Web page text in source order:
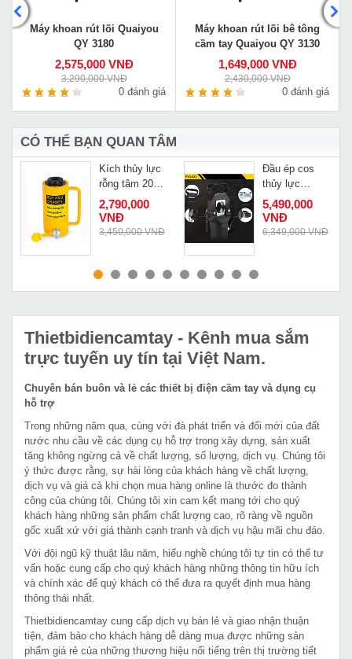
Máy khoan rút lõi Quaiyou
QY 3180
2,575,000 VNĐ
3,290,000 VNĐ
0 đánh giá
Máy khoan rút lõi bê tông
cầm tay Quaiyou QY 3130
1,649,000 VNĐ
2,430,000 VNĐ
0 đánh giá
CÓ THỂ BẠN QUAN TÂM
MUA NGAY
Kích thủy lực
rỗng tâm 20T
Changyou
RCH-2050
2,790,000
VNĐ
3,450,000 VNĐ
MUA NGAY
Đầu ép cos
thủy lực
Changyou
FYQ-630
5,490,000
VNĐ
6,349,000 VNĐ
Thietbidiencamtay - Kênh mua sắm
trực tuyến uy tín tại Việt Nam.
Chuyên bán buôn và lẻ các thiết bị điện cầm tay và dụng cụ
hỗ trợ
Trong những năm qua, cùng với đà phát triển và đổi mới của đất
nước nhu cầu về các dụng cụ hỗ trợ trong xây dựng, sản xuất
tăng không ngừng cả về chất lượng, số lượng, dịch vụ. Chúng tôi
ý thức được rằng, sự hài lòng của khách hàng về chất lượng,
dịch vụ và giá cả khi chọn mua hàng online là thước đo thành
công của chúng tôi. Chúng tôi xin cam kết mang tới cho quý
khách hàng những sản phẩm chất lượng cao, rõ ràng về nguồn
gốc xuất xứ với giá thành cạnh tranh và dịch vụ hậu mãi chu đáo.
Với đội ngũ kỹ thuật lâu năm, hiểu nghề chúng tôi tự tin có thể tư
vấn hoặc cung cấp cho quý khách hàng những thông tin hữu ích
và chính xác để quý khách có thể đưa ra quyết định mua hàng
thông thái nhất.
Thietbidiencamtay cung cấp dịch vụ bán lẻ và giao nhận thuận
tiện, đảm bảo cho khách hàng dễ dàng mua được những sản
phẩm giá rẻ của những thương hiệu nổi tiếng trên thị trường tiết